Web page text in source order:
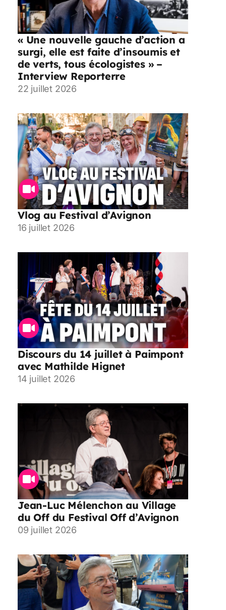
« Une nouvelle gauche d’action a
surgi, elle est faite d’insoumis et
de verts, tous écologistes » –
Interview Reporterre
22 juillet 2026
Vlog au Festival d’Avignon
16 juillet 2026
Discours du 14 juillet à Paimpont
avec Mathilde Hignet
14 juillet 2026
Jean-Luc Mélenchon au Village
du Off du Festival Off d’Avignon
09 juillet 2026